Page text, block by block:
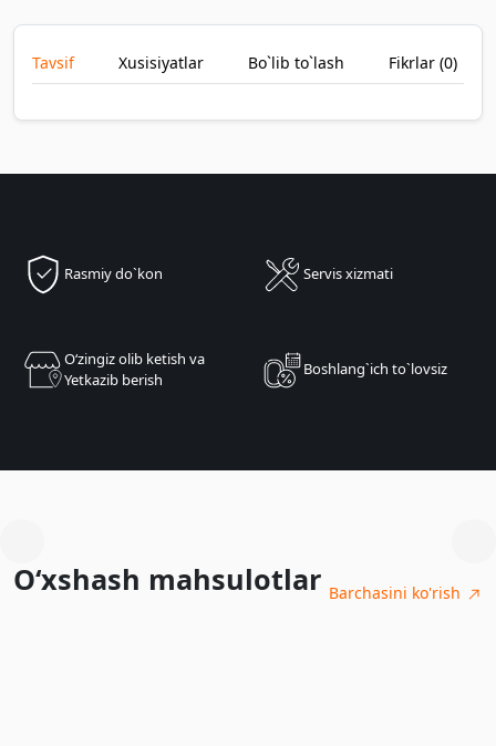
Tavsif Xusisiyatlar Bo`lib to`lash Fikrlar (0)
Rasmiy do`kon Servis xizmati
Oʻzingiz olib ketish va
Yetkazib berish
Boshlang`ich to`lovsiz
O‘xshash mahsulotlar Barchasini ko'rish